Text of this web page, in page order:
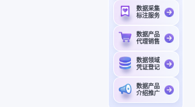
数据采集
标注服务
数据产品
代理销售
数据领域
凭证登记
数据产品
介绍推广